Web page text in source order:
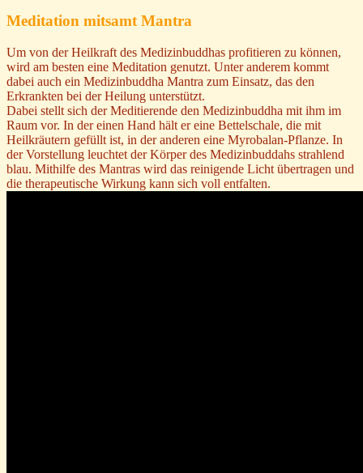
Meditation mitsamt Mantra
Um von der Heilkraft des Medizinbuddhas profitieren zu können,
wird am besten eine Meditation genutzt. Unter anderem kommt
dabei auch ein Medizinbuddha Mantra zum Einsatz, das den
Erkrankten bei der Heilung unterstützt.
Dabei stellt sich der Meditierende den Medizinbuddha mit ihm im
Raum vor. In der einen Hand hält er eine Bettelschale, die mit
Heilkräutern gefüllt ist, in der anderen eine Myrobalan-Pflanze. In
der Vorstellung leuchtet der Körper des Medizinbuddahs strahlend
blau. Mithilfe des Mantras wird das reinigende Licht übertragen und
die therapeutische Wirkung kann sich voll entfalten.